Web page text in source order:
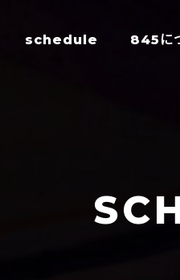
schedule 845に